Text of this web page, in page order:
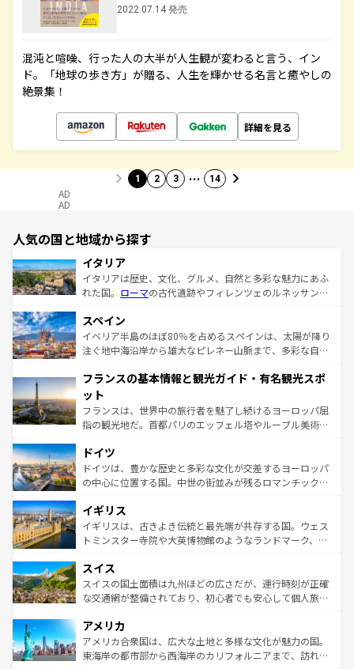
2022.07.14 発売
混沌と喧噪、行った人の大半が人生観が変わると言う、イン
ド。「地球の歩き方」が贈る、人生を輝かせる名言と癒やしの
絶景集！
詳細を見る
1 2 3 … 14
AD
AD
人気の国と地域から探す
イタリア
イタリアは歴史、文化、グルメ、自然と多彩な魅力にあふ
れた国。 ローマの古代遺跡やフィレンツェのルネッサンス
ろん、トスカーナの美しい田園風景やアマルフィ海岸の絶
景など、自然景観も見逃せない。観光の合間には、本場の
ピザやパスタなど、絶品のイタリア料理を堪能することも
ませてくれるイタリアで、忘れられない旅をしてみよう！
なお、新着のイタリア情報は
しい。
スペイン
イベリア半島のほぼ80％を占めるスペインは、太陽が降り
注ぐ地中海沿岸から雄大なピレネー山脈まで、多彩な自然
文化が根付くこの国では、情熱的なフラメンコ、熱気あふ
れる闘牛、そして美味しいタパスが生活の一部となってい
る。首都マドリードの洗練された雰囲気や、バルセロナの
アートに溢れた街角から、地方では古代ローマ遺跡や中世
せる。地方によって風土や気候が異なるスペインはその個
性で訪れる人を魅了する。 なお、新着のスペイン情報は コ
ンテンツ一覧を参照してほしい。
フランスの基本情報と観光ガイド・有名観光スポ
ット
フランスは、世界中の旅行者を魅了し続けるヨーロッパ屈
指の観光地だ。首都パリのエッフェル塔やルーブル美術館
で、幅広い魅力が詰まっている。華麗な宮殿、歴史的な大
聖堂、美しいビーチ、そして豊かな自然が、訪れる者を心
から魅了する。また、フランスは美食の国としても知ら
いる。シャンパンの発祥地であるランス、プロヴァンスの
香り高いラベンダー畑など、多彩な楽しみ方が可能だ。さ
らに、パリ以外の地域にも魅力が溢れており、どの街角に
れる地方に足を運ぶとそれぞれで全く異なる文化を体験で
きるだろう。 なお、新着のフランス情報はコンテンツ一覧
を参照してほしい。
ドイツ
ドイツは、豊かな歴史と多彩な文化が交差するヨーロッパ
の中心に位置する国。中世の街並みが残るロマンチック街
顔を持つこの国は、どこを歩いても飽きることがない。ベ
ルリンの文化的活気、バイエルン州のアルプスの絶景、そ
してライン川沿いのワイン畑といった風景は必見。ビール
は、お酒好きな人にはぜひ体験してほしい。 なお、新着の
ドイツ情報はコンテンツ一覧を参照してほしい。
イギリス
イギリスは、古きよき伝統と最先端が共存する国。ウェス
トミンスター寺院や大英博物館のようなランドマーク、歴
リアごとに異なる魅力がある。また、優雅なアフタヌーン
ティー、ビール好きにはたまらない英国パブ、サッカー観
戦など、本場だからこそできる体験も豊富。イギリスを旅
ンツ一覧を参照してほしい。
スイス
スイスの国土面積は九州ほどの広さだが、運行時刻が正確
な交通網が整備されており、初心者でも安心して個人旅行
の建物がそのまま残る町や、スイスならではのユニークな
博物館もあり、アルプス観光だけでなく町歩きも満喫する
ことができる。国民の所得が高いため物価も高いが、旅行
アメリカ
アメリカ合衆国は、広大な土地と多様な文化が魅力の国。
東海岸の都市部から西海岸のカリフォルニアまで、訪れる